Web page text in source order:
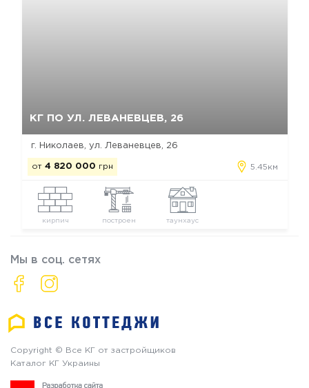
КГ ПО УЛ. ЛЕВАНЕВЦЕВ, 26
г. Николаев, ул. Леваневцев, 26
от 4 820 000 грн 5.45км
кирпич построен таунхаус
Мы в соц. сетях
Copyright © Все КГ от застройщиков
Каталог КГ Украины